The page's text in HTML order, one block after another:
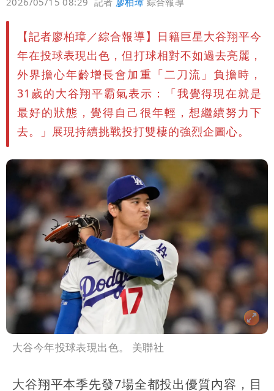
【記者廖柏璋／綜合報導】日籍巨星大谷翔平今
年在投球表現出色，但打球相對不如過去亮麗，
外界擔心年齡增長會加重「二刀流」負擔時，
31歲的大谷翔平霸氣表示：「我覺得現在就是
最好的狀態，覺得自己很年輕，想繼續努力下
去。」展現持續挑戰投打雙棲的強烈企圖心。
大谷今年投球表現出色。 美聯社
大谷翔平本季先發7場全都投出優質內容，目